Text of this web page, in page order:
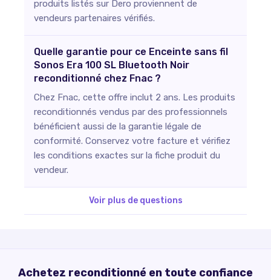
produits listés sur Dero proviennent de
vendeurs partenaires vérifiés.
Quelle garantie pour ce Enceinte sans fil
Sonos Era 100 SL Bluetooth Noir
reconditionné chez Fnac ?
Chez Fnac, cette offre inclut 2 ans. Les produits
reconditionnés vendus par des professionnels
bénéficient aussi de la garantie légale de
conformité. Conservez votre facture et vérifiez
les conditions exactes sur la fiche produit du
vendeur.
Voir plus de questions
Achetez reconditionné en toute confiance